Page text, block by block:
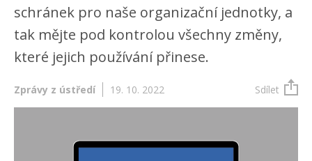
schránek pro naše organizační jednotky, a
tak mějte pod kontrolou všechny změny,
které jejich používání přinese.
Zprávy z ústředí 19. 10. 2022 Sdílet